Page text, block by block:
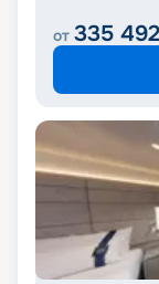
от 335 492